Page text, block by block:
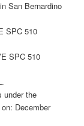
San Bernardino
SPC 510
SPC 510
under the
December